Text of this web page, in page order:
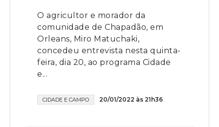
O agricultor e morador da
comunidade de Chapadão, em
Orleans, Miro Matuchaki,
concedeu entrevista nesta quinta-
feira, dia 20, ao programa Cidade
e...
CIDADE E CAMPO 20/01/2022 às 21h36